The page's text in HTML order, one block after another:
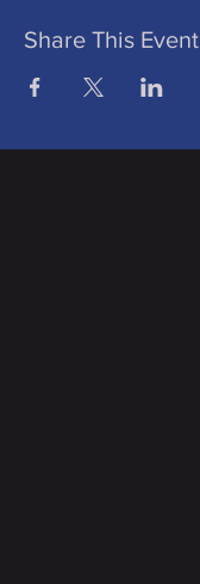
Share This Event